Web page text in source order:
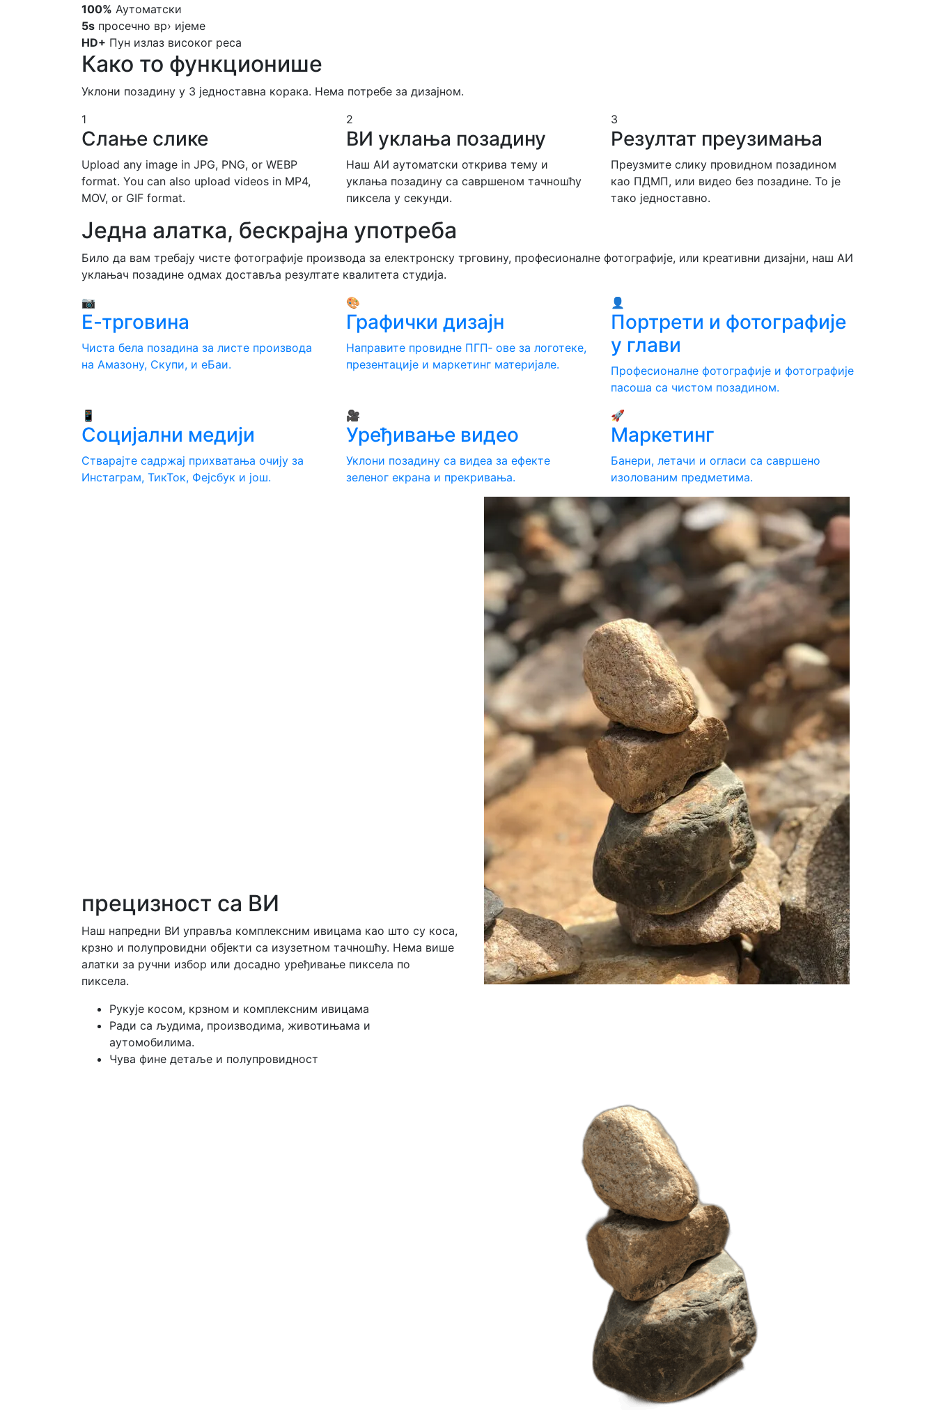
100% Аутоматски
5s просечно вр› ијеме
HD+ Пун излаз високог реса
Како то функционише
Уклони позадину у 3 једноставна корака. Нема потребе за дизајном.
1
Слање слике
Upload any image in JPG, PNG, or WEBP
format. You can also upload videos in MP4,
MOV, or GIF format.
2
ВИ уклања позадину
Наш АИ аутоматски открива тему и
уклања позадину са савршеном тачношћу
пиксела у секунди.
3
Резултат преузимања
Преузмите слику провидном позадином
као ПДМП, или видео без позадине. То је
тако једноставно.
Једна алатка, бескрајна употреба
Било да вам требају чисте фотографије производа за електронску трговину, професионалне фотографије, или креативни дизајни, наш АИ
уклањач позадине одмах доставља резултате квалитета студија.
📷
Е-трговина
Чиста бела позадина за листе производа
на Амазону, Скупи, и еБаи.
🎨
Графички дизајн
Направите провидне ПГП‐ ове за логотеке,
презентације и маркетинг материјале.
👤
Портрети и фотографије
у глави
Професионалне фотографије и фотографије
пасоша са чистом позадином.
📱
Социјални медији
Стварајте садржај прихватања очију за
Инстаграм, ТикТок, Фејсбук и још.
🎥
Уређивање видео
Уклони позадину са видеа за ефекте
зеленог екрана и прекривања.
🚀
Маркетинг
Банери, летачи и огласи са савршено
изолованим предметима.
прецизност са ВИ
Наш напредни ВИ управља комплексним ивицама као што су коса,
крзно и полупровидни објекти са изузетном тачношћу. Нема више
алатки за ручни избор или досадно уређивање пиксела по
пиксела.
Рукује косом, крзном и комплексним ивицама
Ради са људима, производима, животињама и
аутомобилима.
Чува фине детаље и полупровидност